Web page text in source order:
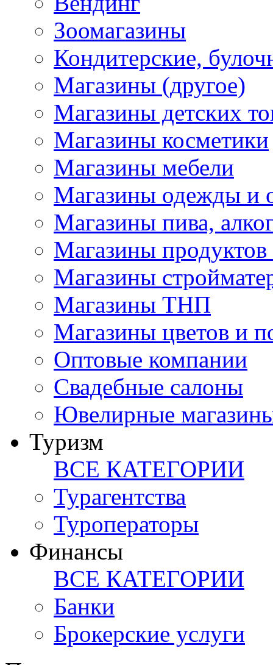
Зоомагазины
Кондитерские,
Магазины (другое)
Магазины детских
Магазины косметики
Магазины мебели
Магазины одежды и
Магазины пива,
Магазины продуктов
Магазины
Магазины ТНП
Магазины цветов и
Оптовые компании
Свадебные салоны
Ювелирные
Туризм
ВСЕ КАТЕГОРИИ
Турагентства
Туроператоры
Финансы
ВСЕ КАТЕГОРИИ
Банки
Брокерские услуги